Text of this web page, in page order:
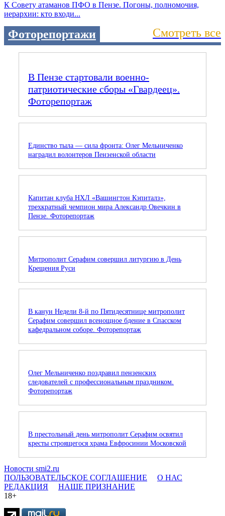
К Совету атаманов ПФО в Пензе. Погоны, полномочия,
иерархии: кто входи...
Фоторепортажи Смотреть все
В Пензе стартовали военно-
патриотические сборы «Гвардеец».
Фоторепортаж
Единство тыла — сила фронта: Олег Мельниченко
наградил волонтеров Пензенской области
Капитан клуба НХЛ «Вашингтон Кэпиталз»,
трехкратный чемпион мира Александр Овечкин в
Пензе. Фоторепортаж
Митрополит Серафим совершил литургию в День
Крещения Руси
В канун Недели 8-й по Пятидесятнице митрополит
Серафим совершил всенощное бдение в Спасском
кафедральном соборе. Фоторепортаж
Олег Мельниченко поздравил пензенских
следователей с профессиональным праздником.
Фоторепортаж
В престольный день митрополит Серафим освятил
кресты строящегося храма Евфросинии Московской
Новости smi2.ru
ПОЛЬЗОВАТЕЛЬСКОЕ СОГЛАШЕНИЕ
О НАС
РЕДАКЦИЯ
НАШЕ ПРИЗНАНИЕ
18+